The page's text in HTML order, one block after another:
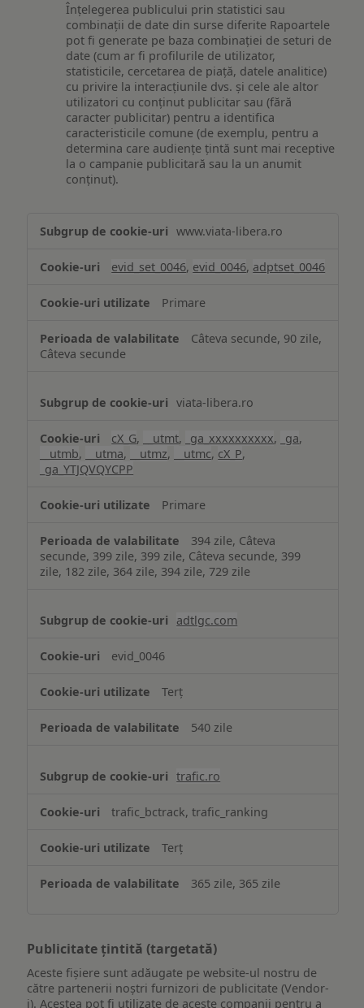
Înțelegerea publicului prin statistici sau
combinații de date din surse diferite Rapoartele
pot fi generate pe baza combinației de seturi de
date (cum ar fi profilurile de utilizator,
statisticile, cercetarea de piață, datele analitice)
cu privire la interacțiunile dvs. și cele ale altor
utilizatori cu conținut publicitar sau (fără
caracter publicitar) pentru a identifica
caracteristicile comune (de exemplu, pentru a
determina care audiențe țintă sunt mai receptive
la o campanie publicitară sau la un anumit
conținut).
www.viata-libera.ro
evid_set_0046, evid_0046, adptset_0046
Primare
Câteva secunde, 90 zile,
Câteva secunde
viata-libera.ro
cX_G, __utmt, _ga_xxxxxxxxxx, _ga,
__utmb, __utma, __utmz, __utmc, cX_P,
_ga_YTJQVQYCPP
Primare
394 zile, Câteva
secunde, 399 zile, 399 zile, Câteva secunde, 399
zile, 182 zile, 364 zile, 394 zile, 729 zile
adtlgc.com
evid_0046
Terț
540 zile
trafic.ro
trafic_bctrack, trafic_ranking
Terț
365 zile, 365 zile
Publicitate țintită (targetată)
Aceste fișiere sunt adăugate pe website-ul nostru de
către partenerii noștri furnizori de publicitate (Vendor-
i). Acestea pot fi utilizate de aceste companii pentru a